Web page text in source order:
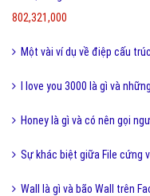
802,321,000
Một vài ví dụ về điệp cấu
I love you 3000 là gì và
Honey là gì và có nên gọi
Sự khác biệt giữa File cứng
Wall là gì và bão Wall trên